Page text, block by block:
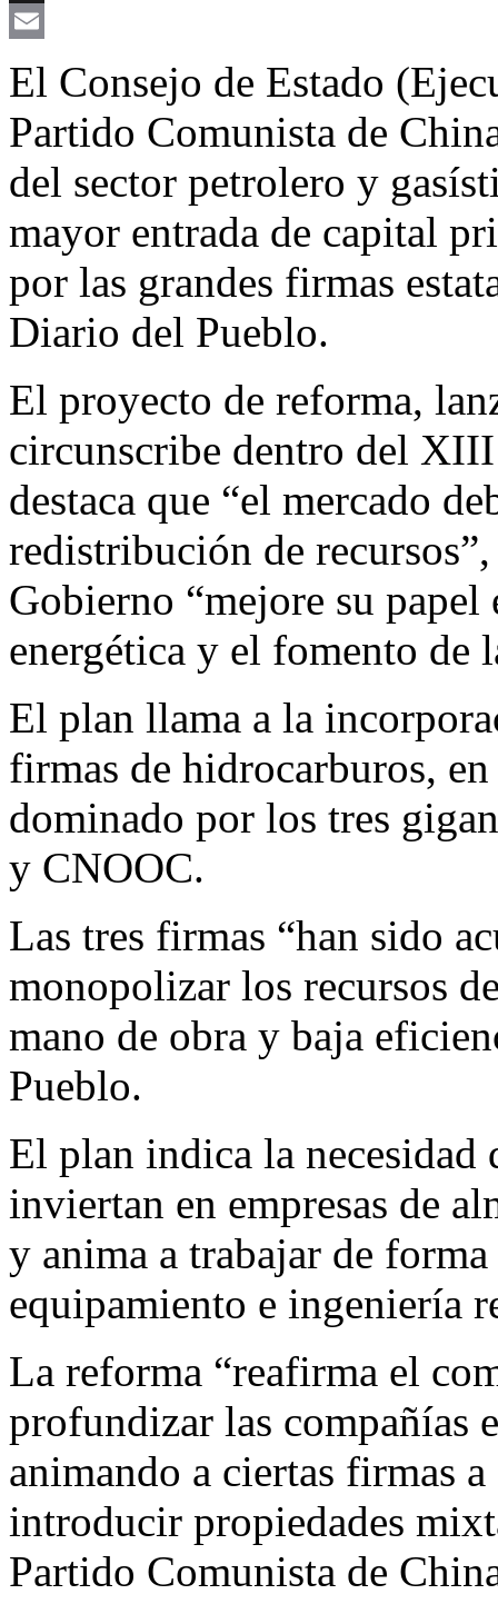
X
El Consejo de Estado
Partido Comunista de
del sector petrolero y
mayor entrada de capital
por las grandes firmas
Diario del Pueblo.
El proyecto de reforma,
circunscribe dentro del
destaca que “el mercado
redistribución de
Gobierno “mejore su papel
energética y el fomento de
El plan llama a la
firmas de hidrocarburos,
dominado por los tres
y CNOOC.
Las tres firmas “han sido
monopolizar los recursos
mano de obra y baja
Pueblo.
El plan indica la necesidad
inviertan en empresas de
y anima a trabajar de
equipamiento e ingeniería
La reforma “reafirma el
profundizar las compañías
animando a ciertas firmas
introducir propiedades
Partido Comunista de